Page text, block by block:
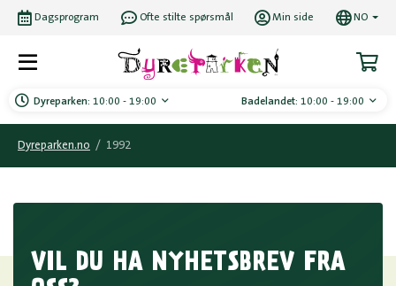
Dyreparken: 10:00 - 19:00 Badelandet: 10:00 - 19:00
Dagsprogram Ofte stilte spørsmål Min side NO
Dyreparken.no / 1992
VIL DU HA NYHETSBREV FRA